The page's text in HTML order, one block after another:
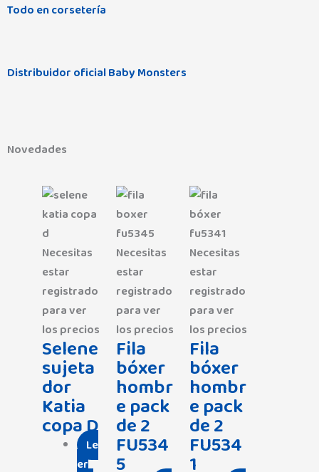
Todo en corsetería
Distribuidor oficial Baby Monsters
Novedades
Necesitas
estar
registrado
para ver
los precios
Selene
sujeta
dor
Katia
copa D
Le
er
Necesitas
estar
registrado
para ver
los precios
Fila
bóxer
hombr
e pack
de 2
FU534
5
Necesitas
estar
registrado
para ver
los precios
Fila
bóxer
hombr
e pack
de 2
FU534
1